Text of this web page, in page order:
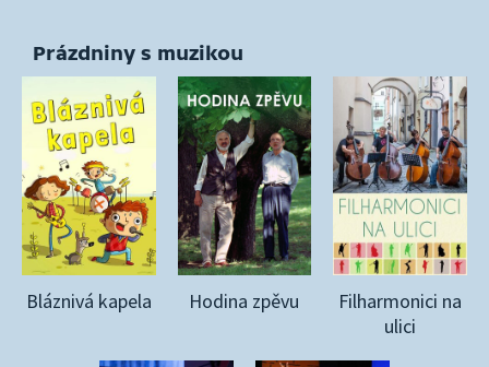
Prázdniny s muzikou
Bláznivá kapela Hodina zpěvu
Filharmonici na
ulici